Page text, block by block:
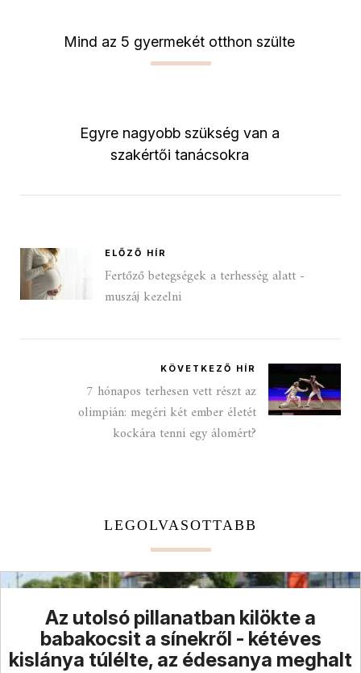
Mind az 5 gyermekét otthon szülte
Egyre nagyobb szükség van a
szakértői tanácsokra
ELŐZŐ HÍR
Fertőző betegségek a terhesség alatt -
muszáj kezelni
KÖVETKEZŐ HÍR
7 hónapos terhesen vett részt az
olimpián: megéri két ember életét
kockára tenni egy álomért?
LEGOLVASOTTABB
Az utolsó pillanatban kilökte a
babakocsit a sínekről - kétéves
kislánya túlélte, az édesanya meghalt